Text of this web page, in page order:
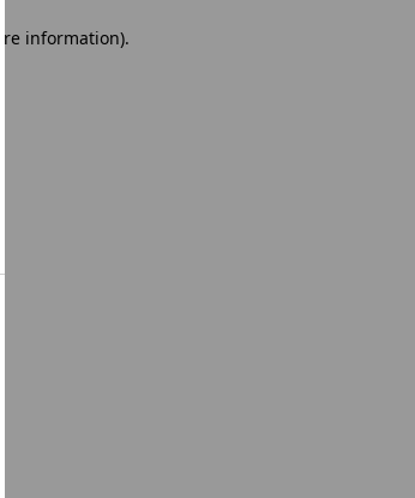
information).